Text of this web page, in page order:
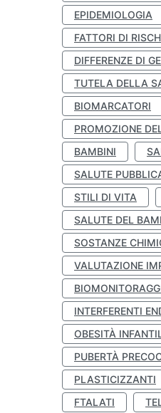
EPIDEMIOLOGIA
FATTORI DI
DIFFERENZE DI
TUTELA DELLA
BIOMARCATORI
PROMOZIONE
BAMBINI
SALUTE
STILI DI VITA
SALUTE DEL
SOSTANZE
VALUTAZIONE
INTERFERENTI
OBESITÀ
PUBERTÀ
PLASTICIZZANTI
FTALATI